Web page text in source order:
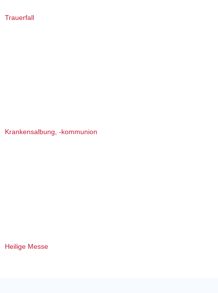
Trauerfall
Krankensalbung, -kommunion
Heilige Messe